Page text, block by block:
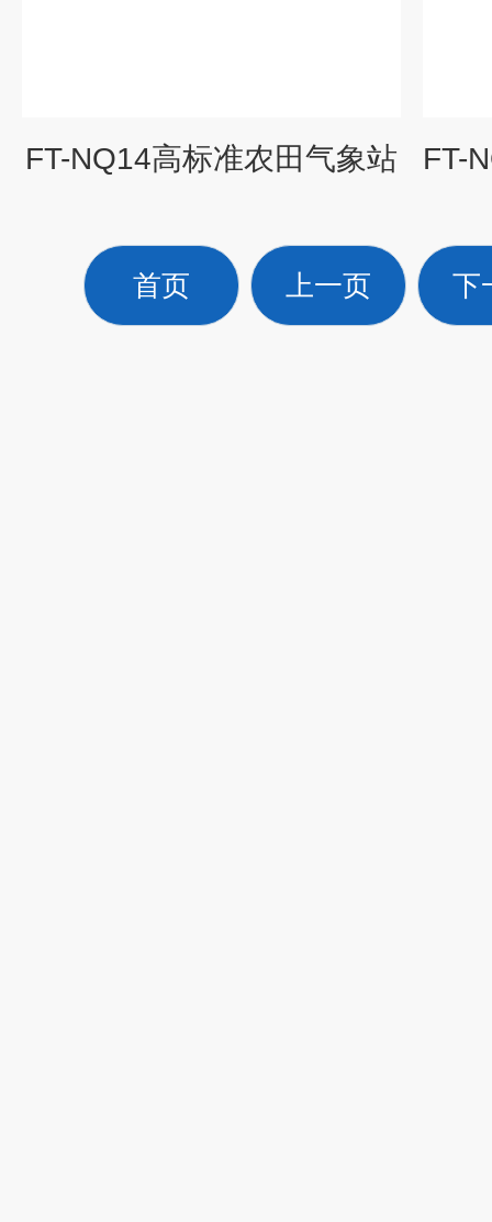
FT-NQ14高标准农田气象站
首页 上一页 下